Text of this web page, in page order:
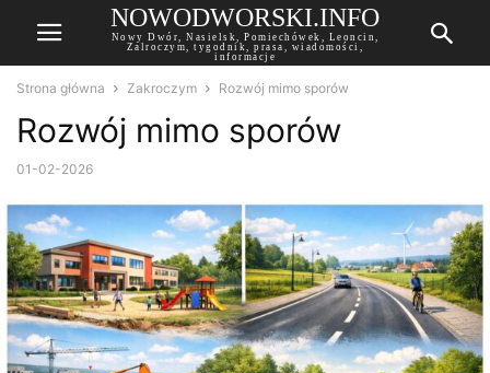
NOWODWORSKI.INFO
Nowy Dwór, Nasielsk, Pomiechówek, Leoncin,
Zalroczym, tygodnik, prasa, wiadomości,
informacje
Strona główna Zakroczym Rozwój mimo sporów
Rozwój mimo sporów
01-02-2026